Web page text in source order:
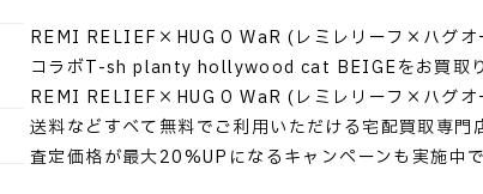
REMI RELIEF×HUG O WaR (レミレリーフ×ハグオ
コラボT-sh planty hollywood cat BEIGEをお買取り
REMI RELIEF×HUG O WaR (レミレリーフ×ハグオ
送料などすべて無料でご利用いただける宅配買取専門
査定価格が最大20%UPになるキャンペーンも実施中で